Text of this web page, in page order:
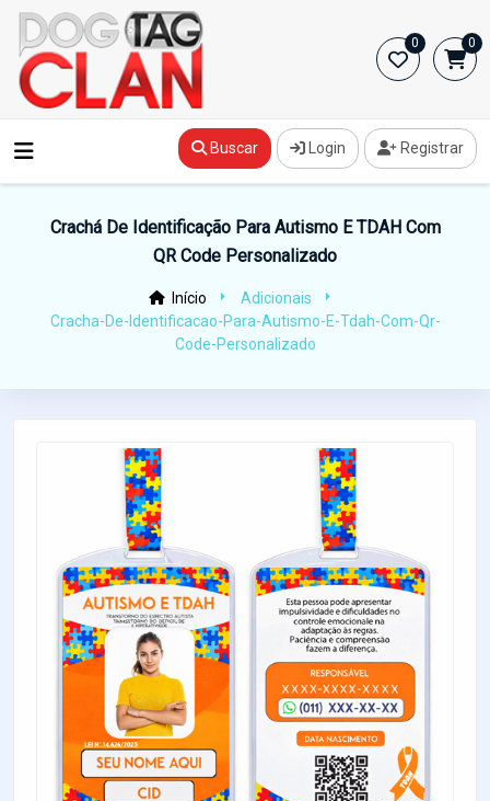
0 0
Buscar Login Registrar
Crachá De Identificação Para Autismo E TDAH Com
QR Code Personalizado
Início
Adicionais
Cracha-De-Identificacao-Para-Autismo-E-Tdah-Com-Qr-
Code-Personalizado